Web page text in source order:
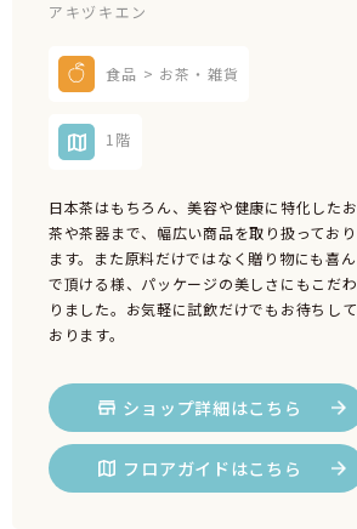
アキヅキエン
食品 > お茶・雑貨
1階
日本茶はもちろん、美容や健康に特化したお
茶や茶器まで、幅広い商品を取り扱っており
ます。また原料だけではなく贈り物にも喜ん
で頂ける様、パッケージの美しさにもこだわ
りました。お気軽に試飲だけでもお待ちして
おります。
ショップ詳細はこちら
フロアガイドはこちら